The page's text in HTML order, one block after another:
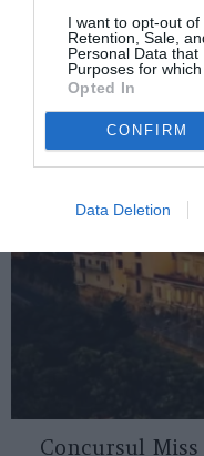
I want to opt-out of
Retention, Sale,
Personal Data
Purposes for
Opted In
CONFIRM
Data Deletion
AȚI
Concursul